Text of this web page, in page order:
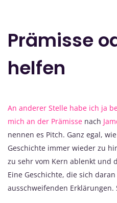
Prämisse
helfen
An anderer Stelle habe ich ja
mich an der Prämisse nach
nennen es Pitch. Ganz egal,
Geschichte immer wieder zu
zu sehr vom Kern ablenkt und
Eine Geschichte, die sich
ausschweifenden Erklärungen.